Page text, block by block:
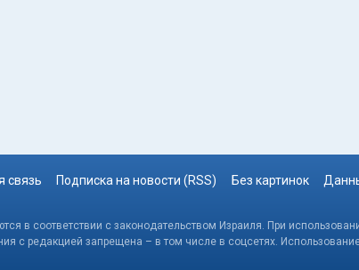
связь Подписка на новости (RSS) Без картинок
в соответствии с законодательством Израиля. При
с редакцией запрещена – в том числе в соцсетях.